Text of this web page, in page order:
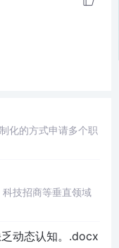
化的方式申请多个职
技招商等垂直领域
动态认知。.docx